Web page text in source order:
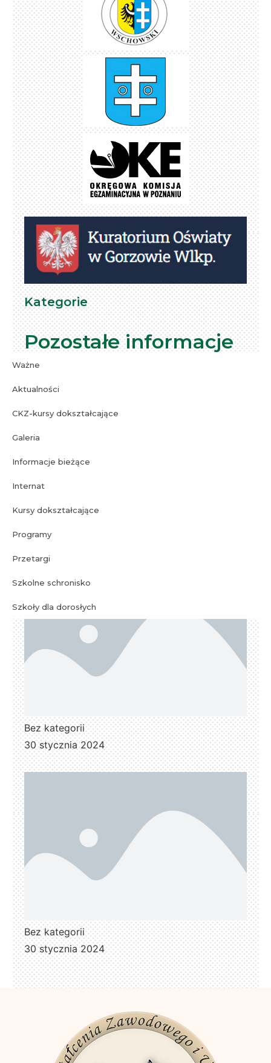
Kategorie
Ważne
Aktualności
CKZ-kursy dokształcające
Galeria
Informacje bieżące
Internat
Kursy dokształcające
Programy
Przetargi
Szkolne schronisko
Szkoły dla dorosłych
Pozostałe informacje
30 stycznia 2024
Bez kategorii
30 stycznia 2024
Bez kategorii
30 stycznia 2024